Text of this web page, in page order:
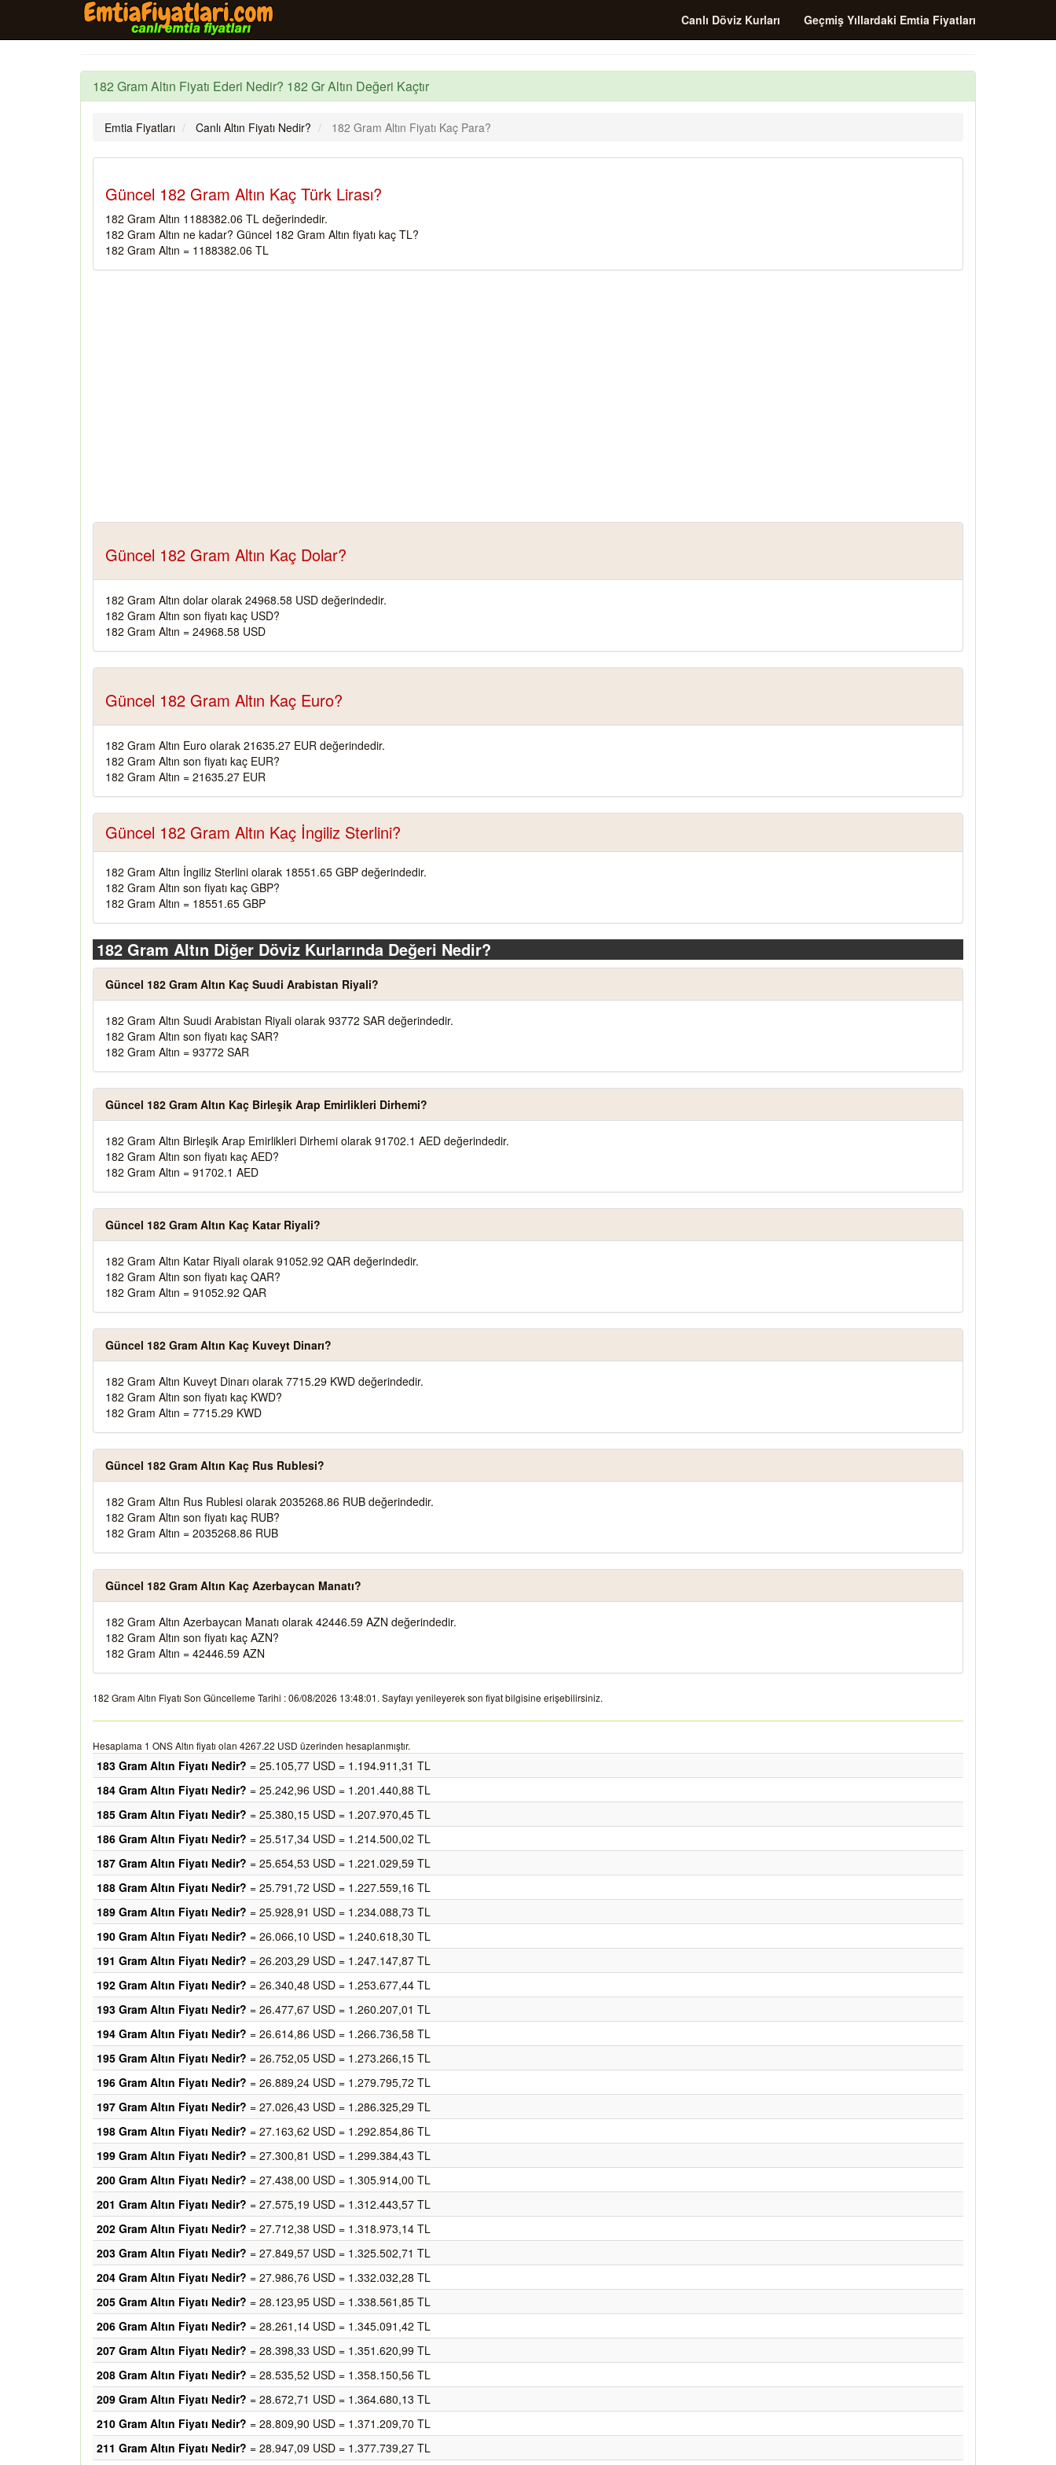
Canlı Döviz Kurları Geçmiş Yıllardaki Emtia Fiyatları
182 Gram Altın Fiyatı Ederi Nedir? 182 Gr Altın Değeri Kaçtır
Emtia Fiyatları Canlı Altın Fiyatı Nedir? 182 Gram Altın Fiyatı Kaç Para?
Güncel 182 Gram Altın Kaç Türk Lirası?
182 Gram Altın 1188382.06 TL değerindedir.
182 Gram Altın ne kadar? Güncel 182 Gram Altın fiyatı kaç TL?
182 Gram Altın = 1188382.06 TL
Güncel 182 Gram Altın Kaç Dolar?
182 Gram Altın dolar olarak 24968.58 USD değerindedir.
182 Gram Altın son fiyatı kaç USD?
182 Gram Altın = 24968.58 USD
Güncel 182 Gram Altın Kaç Euro?
182 Gram Altın Euro olarak 21635.27 EUR değerindedir.
182 Gram Altın son fiyatı kaç EUR?
182 Gram Altın = 21635.27 EUR
Güncel 182 Gram Altın Kaç İngiliz Sterlini?
182 Gram Altın İngiliz Sterlini olarak 18551.65 GBP değerindedir.
182 Gram Altın son fiyatı kaç GBP?
182 Gram Altın = 18551.65 GBP
182 Gram Altın Diğer Döviz Kurlarında Değeri Nedir?
Güncel 182 Gram Altın Kaç Suudi Arabistan Riyali?
182 Gram Altın Suudi Arabistan Riyali olarak 93772 SAR değerindedir.
182 Gram Altın son fiyatı kaç SAR?
182 Gram Altın = 93772 SAR
Güncel 182 Gram Altın Kaç Birleşik Arap Emirlikleri Dirhemi?
182 Gram Altın Birleşik Arap Emirlikleri Dirhemi olarak 91702.1 AED değerindedir.
182 Gram Altın son fiyatı kaç AED?
182 Gram Altın = 91702.1 AED
Güncel 182 Gram Altın Kaç Katar Riyali?
182 Gram Altın Katar Riyali olarak 91052.92 QAR değerindedir.
182 Gram Altın son fiyatı kaç QAR?
182 Gram Altın = 91052.92 QAR
Güncel 182 Gram Altın Kaç Kuveyt Dinarı?
182 Gram Altın Kuveyt Dinarı olarak 7715.29 KWD değerindedir.
182 Gram Altın son fiyatı kaç KWD?
182 Gram Altın = 7715.29 KWD
Güncel 182 Gram Altın Kaç Rus Rublesi?
182 Gram Altın Rus Rublesi olarak 2035268.86 RUB değerindedir.
182 Gram Altın son fiyatı kaç RUB?
182 Gram Altın = 2035268.86 RUB
Güncel 182 Gram Altın Kaç Azerbaycan Manatı?
182 Gram Altın Azerbaycan Manatı olarak 42446.59 AZN değerindedir.
182 Gram Altın son fiyatı kaç AZN?
182 Gram Altın = 42446.59 AZN
182 Gram Altın Fiyatı Son Güncelleme Tarihi : 06/08/2026 13:48:01. Sayfayı yenileyerek son fiyat bilgisine erişebilirsiniz.
Hesaplama 1 ONS Altın fiyatı olan 4267.22 USD üzerinden hesaplanmıştır.
183 Gram Altın Fiyatı Nedir? = 25.105,77 USD = 1.194.911,31 TL
184 Gram Altın Fiyatı Nedir? = 25.242,96 USD = 1.201.440,88 TL
185 Gram Altın Fiyatı Nedir? = 25.380,15 USD = 1.207.970,45 TL
186 Gram Altın Fiyatı Nedir? = 25.517,34 USD = 1.214.500,02 TL
187 Gram Altın Fiyatı Nedir? = 25.654,53 USD = 1.221.029,59 TL
188 Gram Altın Fiyatı Nedir? = 25.791,72 USD = 1.227.559,16 TL
189 Gram Altın Fiyatı Nedir? = 25.928,91 USD = 1.234.088,73 TL
190 Gram Altın Fiyatı Nedir? = 26.066,10 USD = 1.240.618,30 TL
191 Gram Altın Fiyatı Nedir? = 26.203,29 USD = 1.247.147,87 TL
192 Gram Altın Fiyatı Nedir? = 26.340,48 USD = 1.253.677,44 TL
193 Gram Altın Fiyatı Nedir? = 26.477,67 USD = 1.260.207,01 TL
194 Gram Altın Fiyatı Nedir? = 26.614,86 USD = 1.266.736,58 TL
195 Gram Altın Fiyatı Nedir? = 26.752,05 USD = 1.273.266,15 TL
196 Gram Altın Fiyatı Nedir? = 26.889,24 USD = 1.279.795,72 TL
197 Gram Altın Fiyatı Nedir? = 27.026,43 USD = 1.286.325,29 TL
198 Gram Altın Fiyatı Nedir? = 27.163,62 USD = 1.292.854,86 TL
199 Gram Altın Fiyatı Nedir? = 27.300,81 USD = 1.299.384,43 TL
200 Gram Altın Fiyatı Nedir? = 27.438,00 USD = 1.305.914,00 TL
201 Gram Altın Fiyatı Nedir? = 27.575,19 USD = 1.312.443,57 TL
202 Gram Altın Fiyatı Nedir? = 27.712,38 USD = 1.318.973,14 TL
203 Gram Altın Fiyatı Nedir? = 27.849,57 USD = 1.325.502,71 TL
204 Gram Altın Fiyatı Nedir? = 27.986,76 USD = 1.332.032,28 TL
205 Gram Altın Fiyatı Nedir? = 28.123,95 USD = 1.338.561,85 TL
206 Gram Altın Fiyatı Nedir? = 28.261,14 USD = 1.345.091,42 TL
207 Gram Altın Fiyatı Nedir? = 28.398,33 USD = 1.351.620,99 TL
208 Gram Altın Fiyatı Nedir? = 28.535,52 USD = 1.358.150,56 TL
209 Gram Altın Fiyatı Nedir? = 28.672,71 USD = 1.364.680,13 TL
210 Gram Altın Fiyatı Nedir? = 28.809,90 USD = 1.371.209,70 TL
211 Gram Altın Fiyatı Nedir? = 28.947,09 USD = 1.377.739,27 TL